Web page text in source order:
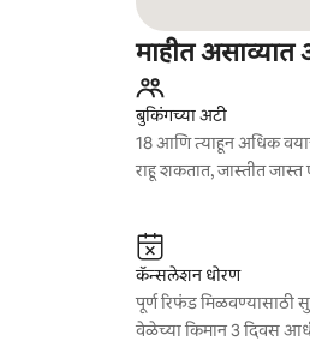
माहीत असाव्यात
बुकिंगच्या अटी
18 आणि त्याहून अधिक
राहू शकतात, जास्तीत
कॅन्सलेशन धोरण
पूर्ण रिफंड मिळवण्यासाठी
वेळेच्या किमान 3 दिवस